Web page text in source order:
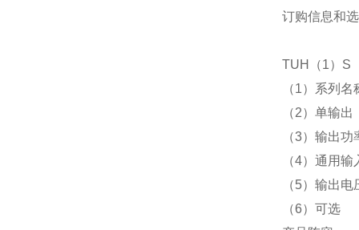
订购信息和
TUH（1）S
（1）系列名
（2）单输出
（3）输出功
（4）通用输
（5）输出电
（6）可选